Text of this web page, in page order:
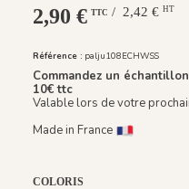
2,90 € TTC / 2,42 € HT
Référence : palju108ECHWSS
Commandez un
10€ ttc
Valable lors de votre
Made in France
COLORIS